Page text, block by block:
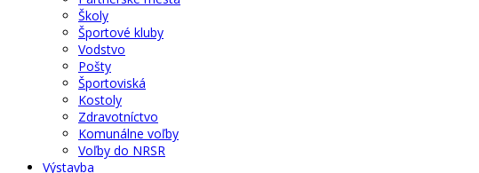
Školy
Športové kluby
Vodstvo
Pošty
Športoviská
Kostoly
Zdravotníctvo
Komunálne voľby
Voľby do NRSR
Výstavba